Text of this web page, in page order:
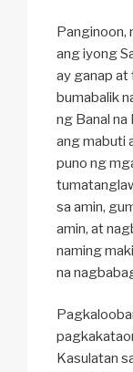
Panginoon,
ang iyong
ay ganap at
bumabalik
ng Banal na
ang mabuti
puno ng
sa amin,
amin, at
naming
na
Kasulatan